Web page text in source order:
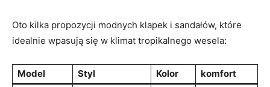
Oto kilka propozycji modnych klapek i sandałów, które
idealnie wpasują się w klimat tropikalnego wesela:
Model Styl Kolor
komfort